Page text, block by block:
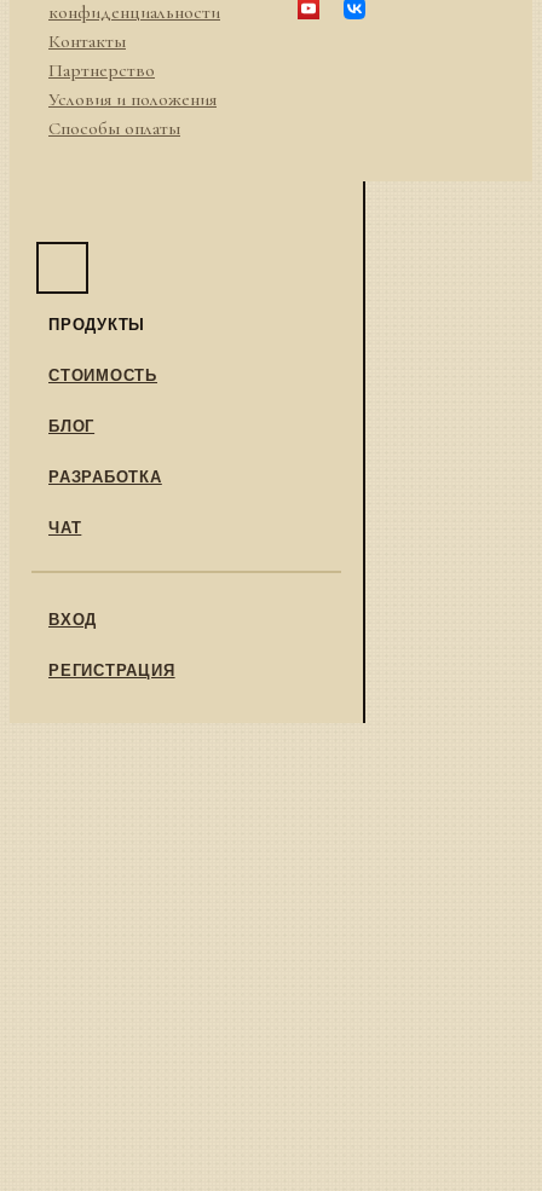
конфиденциальности
Контакты
Партнерство
Условия и положения
Способы оплаты
ПРОДУКТЫ
СТОИМОСТЬ
БЛОГ
РАЗРАБОТКА
ЧАТ
ВХОД
РЕГИСТРАЦИЯ